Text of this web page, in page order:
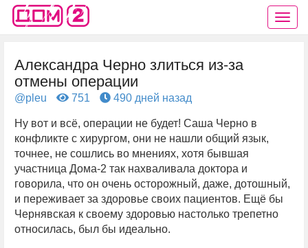
Александра Черно злиться из-за
отмены операции
@pleu 751 490 дней назад
Ну вот и всё, операции не будет! Саша Черно в
конфликте с хирургом, они не нашли общий язык,
точнее, не сошлись во мнениях, хотя бывшая
участница Дома-2 так нахваливала доктора и
говорила, что он очень осторожный, даже, дотошный,
и переживает за здоровье своих пациентов. Ещё бы
Чернявская к своему здоровью настолько трепетно
относилась, был бы идеально.